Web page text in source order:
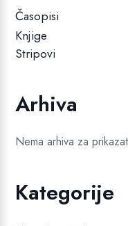
Časopisi
Knjige
Stripovi
Arhiva
Nema arhiva za
Kategorije